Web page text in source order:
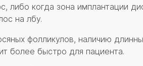
когда зона имплантации
на лбу.
фолликулов, наличию
более быстро для пациента.